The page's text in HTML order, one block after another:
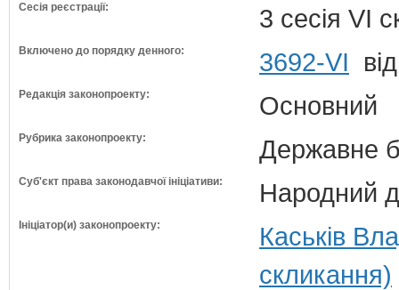
Сесія реєстрації: 3 сесія VI
Включено до порядку денного: 3692-VI
Редакція законопроекту: Основний
Рубрика законопроекту: Державне
Суб'єкт права законодавчої ініціативи: Народний
Ініціатор(и) законопроекту:
Каськів
скликання)